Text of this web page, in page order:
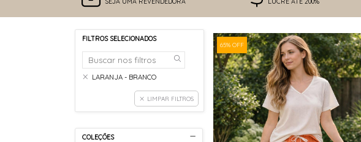
FILTROS SELECIONADOS
LARANJA - BRANCO
LIMPAR FILTROS
COLEÇÕES
65% OFF